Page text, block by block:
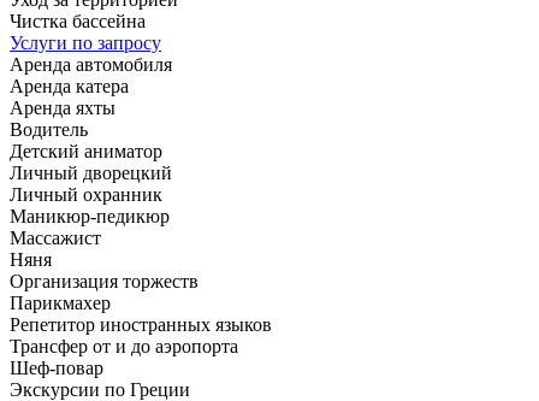
Чистка бассейна
Услуги по запросу
Аренда автомобиля
Аренда катера
Аренда яхты
Водитель
Детский аниматор
Личный дворецкий
Личный охранник
Маникюр-педикюр
Массажист
Няня
Организация торжеств
Парикмахер
Репетитор иностранных языков
Трансфер от и до аэропорта
Шеф-повар
Экскурсии по Греции